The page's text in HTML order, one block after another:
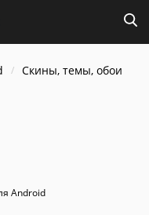
Скины, темы, обои
Android